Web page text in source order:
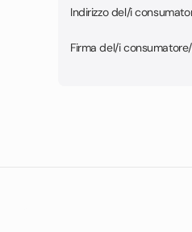
Indirizzo del/i
Firma del/i